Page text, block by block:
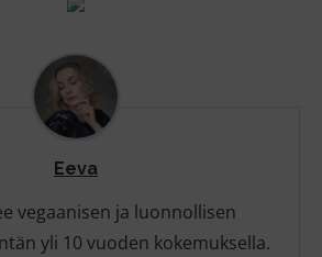
Eeva
vegaanisen ja luonnollisen
yli 10 vuoden kokemuksella.